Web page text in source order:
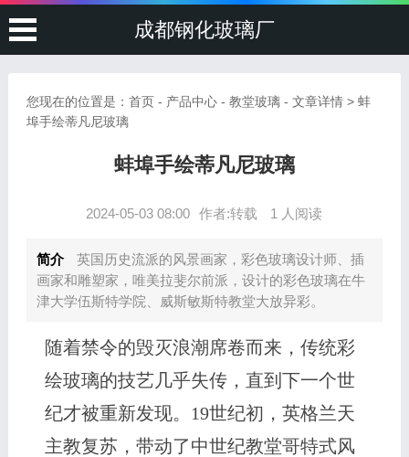
成都钢化玻璃厂
您现在的位置是： 首页- 产品中心- 教堂玻璃- 文章详情 > 蚌
埠手绘蒂凡尼玻璃
蚌埠手绘蒂凡尼玻璃
2024-05-03 08:00 作者:转载 1 人阅读
简介
英国历史流派的风景画家，彩色玻璃设计师、插
画家和雕塑家，唯美拉斐尔前派，设计的彩色玻璃在牛
津大学伍斯特学院、威斯敏斯特教堂大放异彩。
随着禁令的毁灭浪潮席卷而来，传统彩
绘玻璃的技艺几乎失传，直到下一个世
纪才被重新发现。19世纪初，英格兰天
主教复苏，带动了中世纪教堂哥特式风